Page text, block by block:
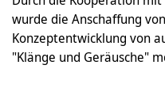
wurde die Anschaffung
Konzeptentwicklung von
"Klänge und Geräusche"